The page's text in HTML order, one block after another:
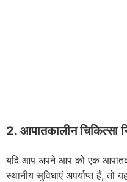
2. आपातकालीन चिकित्सा
यदि आप अपने आप को एक
स्थानीय सुविधाएं अपर्याप्त हैं, तो